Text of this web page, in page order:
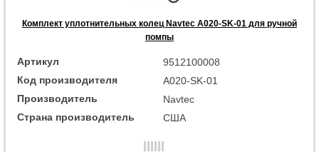
Комплект уплотнительных колец Navtec A020-SK-01 для ручной
помпы
Артикул
9512100008
Код производителя
A020-SK-01
Производитель
Navtec
Страна производитель
США